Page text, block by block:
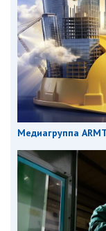
Медиагруппа